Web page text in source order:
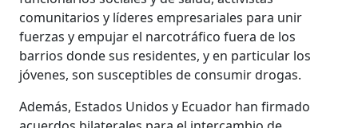
comunitarios y líderes empresariales para unir
fuerzas y empujar el narcotráfico fuera de los
barrios donde sus residentes, y en particular los
jóvenes, son susceptibles de consumir drogas.
Además, Estados Unidos y Ecuador han firmado